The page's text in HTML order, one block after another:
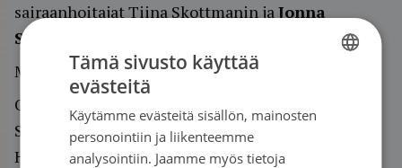
sairaanhoitajat Tiina Skottmanin jaJonna
Salmisen
Miten kurssille voi osallistua?
Ole yhteydessä Tiina Skottmaniin tai Jonna
Salmiseen, jotta saat linkin hakulomakkeeseen.
Hakulomake on lähetettävä sähköisesti 16.1.2023
SWEDISH
Tämä sivusto käyttää
evästeitä
Käytämme evästeitä sisällön, mainosten
personointiin ja liikenteemme
analysointiin. Jaamme myös tietoja